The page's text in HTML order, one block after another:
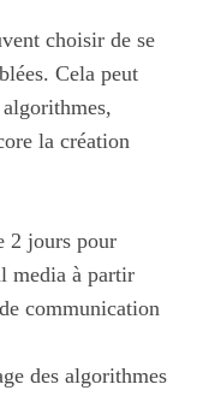
choisir de se
Cela peut
la création
2 jours pour
media à partir
communication
des algorithmes